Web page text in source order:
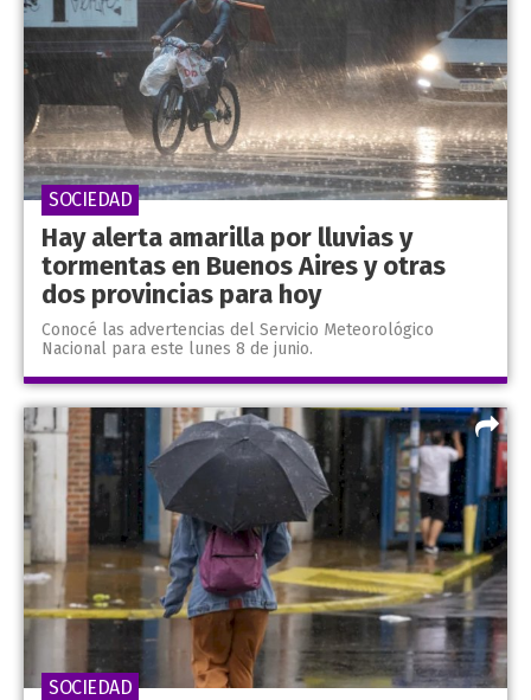
Hay alerta amarilla por lluvias y
tormentas en Buenos Aires y otras
dos provincias para hoy
Conocé las advertencias del Servicio Meteorológico
Nacional para este lunes 8 de junio.
SOCIEDAD
SOCIEDAD